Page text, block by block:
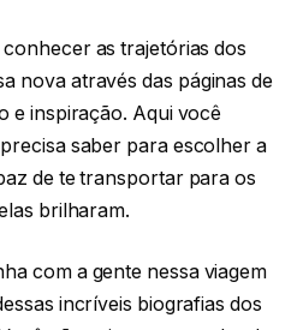
as trajetórias dos
nova através das páginas de
e inspiração. Aqui você
saber para escolher a
de te transportar para os
brilharam.
com a gente nessa viagem
incríveis biografias dos